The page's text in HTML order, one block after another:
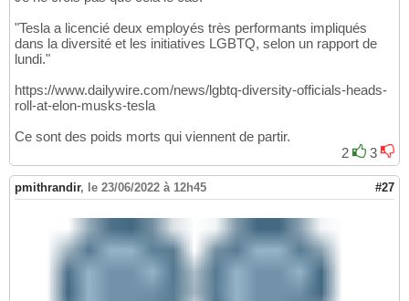
"Tesla a licencié deux employés très performants impliqués
dans la diversité et les initiatives LGBTQ, selon un rapport de
lundi."
https://www.dailywire.com/news/lgbtq-diversity-officials-heads-
roll-at-elon-musks-tesla
Ce sont des poids morts qui viennent de partir.
2
3
pmithrandir, le 23/06/2022 à 12h45 #27